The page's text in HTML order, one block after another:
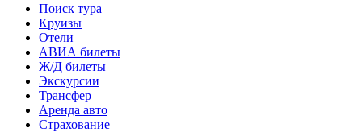
Поиск тура
Круизы
Отели
АВИА билеты
Ж/Д билеты
Экскурсии
Трансфер
Аренда авто
Страхование